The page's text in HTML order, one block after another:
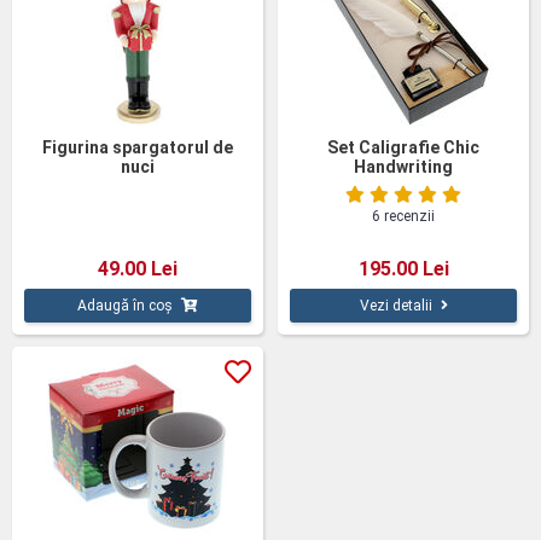
Figurina spargatorul de
nuci
49.00 Lei
Adaugă în coș
Set Caligrafie Chic
Handwriting
6 recenzii
195.00 Lei
Vezi detalii